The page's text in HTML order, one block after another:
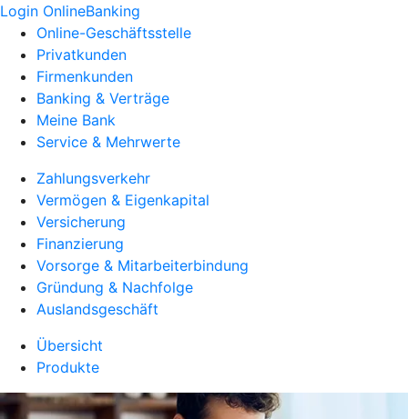
Login OnlineBanking
Online-Geschäftsstelle
Privatkunden
Firmenkunden
Banking & Verträge
Meine Bank
Service & Mehrwerte
Zahlungsverkehr
Vermögen & Eigenkapital
Versicherung
Finanzierung
Vorsorge & Mitarbeiterbindung
Gründung & Nachfolge
Auslandsgeschäft
Übersicht
Produkte